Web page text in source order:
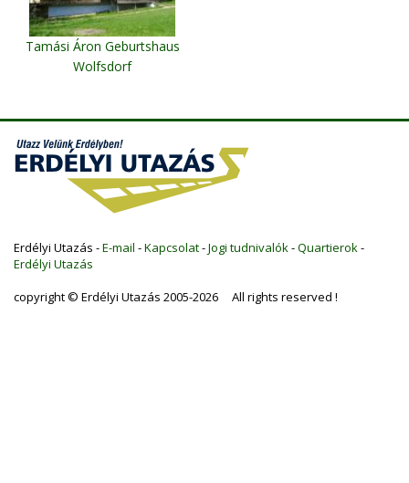
Tamási Áron Geburtshaus
Wolfsdorf
Erdélyi Utazás -E-mail -Kapcsolat-Jogi tudnivalók -Quartierok -
Erdélyi Utazás
copyright © Erdélyi Utazás 2005-2026 All rights reserved !